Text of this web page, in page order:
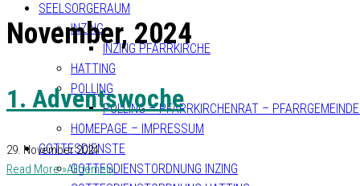
SEELSORGERAUM
INZING
INZING PFARRKIRCHE
HATTING
POLLING
POLLING – PFARRKIRCHENRAT –
HOMEPAGE – IMPRESSUM
GOTTESDIENSTE
GOTTESDIENSTORDNUNG INZING
November, 2024
1. Adventswoche
29. November 2024
Read More »Allgemein